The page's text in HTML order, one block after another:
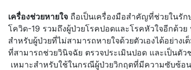
เครื่องช่วยหายใจ ถือเป็นเครื่องมือสำคัญที่ช่วยในรั
โควิด-19 รวมถึงผู้ป่วยโรคปอดและโรคหัวใจอีกด้ว
สำหรับผู้ป่วยที่ไม่สามารถหายใจด้วยตัวเองได้อย่าง
ที่สามารถช่วยวินิจฉัย ตรวจประเมินปอด และเป็นตั
เหมาะสำหรับใช้ในกรณีผู้ป่วยวิกฤตที่มีความซับซ้อ